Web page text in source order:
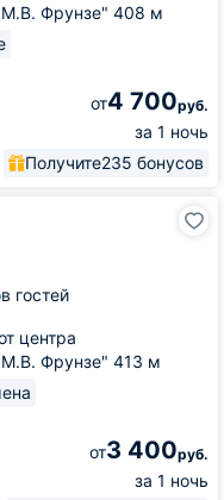
Фрунзе" 408 м
от4 700руб.
за 1 ночь
Получите235 бонусов
гостей
центра
Фрунзе" 413 м
от3 400руб.
за 1 ночь